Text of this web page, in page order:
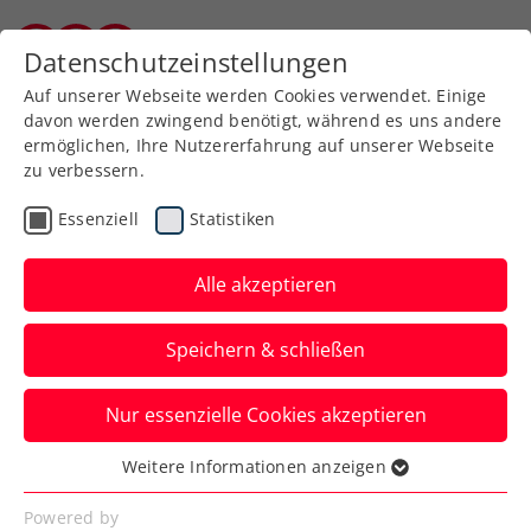
Zurück zur Newsübersicht
Turniere
French Open: Schwärzler
kämpft erneut um
Jugend-Grand-Slam-
Doppeltitel
Für den ÖTV-Youngster kommt in Paris im
Einzel das Aus. Im Doppel lebt die
Siegchance.
Datenschutzeinstellungen
Auf unserer Webseite werden Cookies verwendet. Einige
davon werden zwingend benötigt, während es uns andere
ermöglichen, Ihre Nutzererfahrung auf unserer Webseite
zu verbessern.
Essenziell Statistiken
Alle akzeptieren
Speichern & schließen
Nur essenzielle Cookies akzeptieren
Essenziell
Essenzielle Cookies werden für grundlegende
Weitere Informationen anzeigen
Powered by